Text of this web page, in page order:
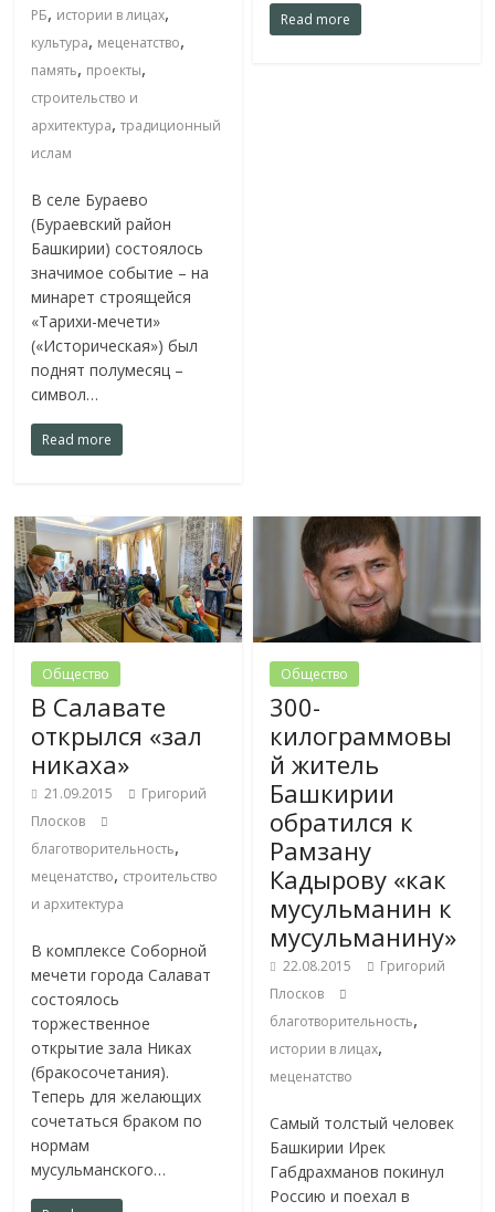
РБ, истории в лицах,
культура, меценатство,
память, проекты,
строительство и
архитектура,традиционный
ислам
В селе Бураево
(Бураевский район
Башкирии) состоялось
значимое событие – на
минарет строящейся
«Тарихи-мечети»
(«Историческая») был
поднят полумесяц –
символ…
Read more
Read more
Общество
В Салавате
открылся «зал
никаха»
21.09.2015
Григорий
Плосков
благотворительность,
меценатство, строительство
и архитектура
В комплексе Соборной
мечети города Салават
состоялось
торжественное
открытие зала Никах
(бракосочетания).
Теперь для желающих
сочетаться браком по
нормам
мусульманского…
Общество
300-
килограммовы
й житель
Башкирии
обратился к
Рамзану
Кадырову «как
мусульманин к
мусульманину»
22.08.2015
Григорий
Плосков
благотворительность,
истории в лицах,
меценатство
Самый толстый человек
Башкирии Ирек
Габдрахманов покинул
Россию и поехал в